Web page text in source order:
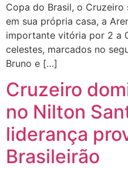
Copa do Brasil, o
em sua própria casa, a
importante vitória por 2 a
celestes, marcados no
Bruno e […]
Cruzeiro
no Nilton
liderança
Brasileirão